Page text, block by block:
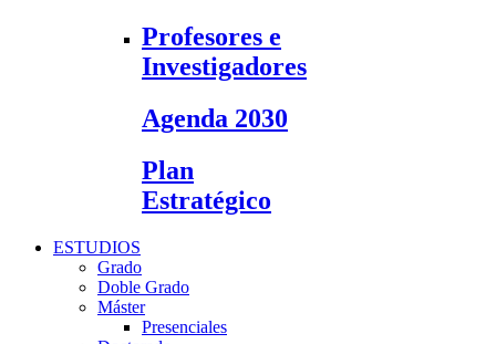
Profesores e
Investigadores
Agenda 2030
Plan
Estratégico
ESTUDIOS
Grado
Doble Grado
Máster
Presenciales